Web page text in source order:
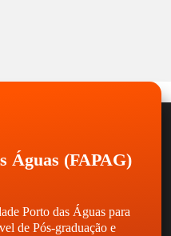
Águas (FAPAG)
Porto das Águas para
de Pós-graduação e